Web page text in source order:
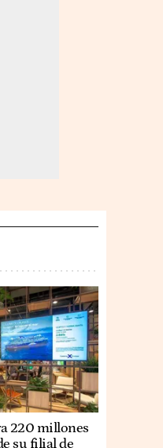
220 millones
su filial de